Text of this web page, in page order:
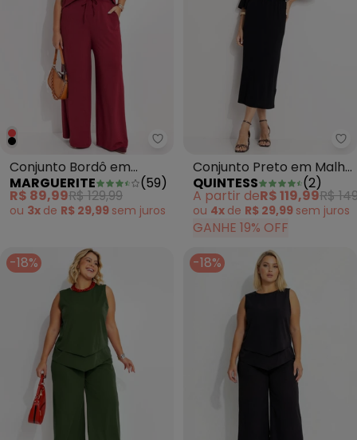
Marguerite - Conjunto Bordô
Conjunto Bordô em
Canelado
MARGUERITE (59)
R$ 89,99R$ 129,99
ou 3x de R$ 29,99 sem juros
Conjunto Preto em Malha
Tricot Leve
QUINTESS (2)
A partir deR$ 119,99R$
ou 4x de R$ 29,99 sem juros
GANHE 19% OFF
-18%
-18%